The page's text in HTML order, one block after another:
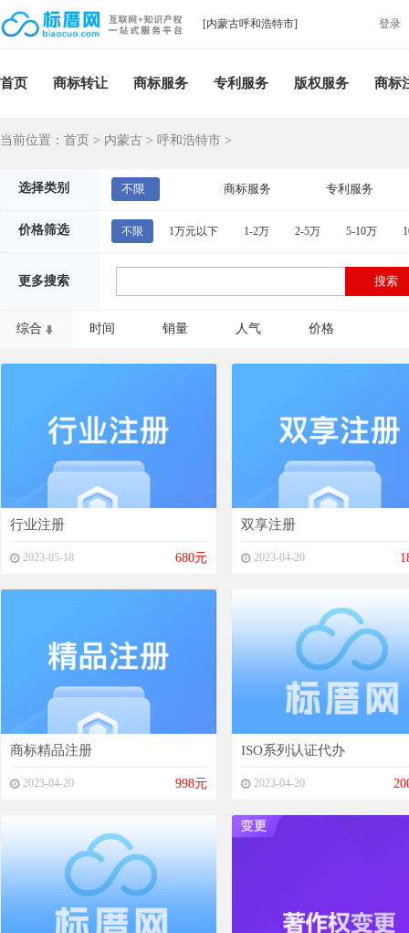
[内蒙古呼和浩特市] 登录
首页 商标转让 商标服务 专利服务 版权服务 商标
当前位置： 首页 > 内蒙古 > 呼和浩特市 >
选择类别 不限 商标服务 专利服务
价格筛选 不限 1万元以下 1-2万 2-5万 5-10万
更多搜索
综合 时间 销量 人气 价格
行业注册
2023-05-18 680元
双享注册
2023-04-20
商标精品注册
2023-04-20 998元
ISO系列认证代办
2023-04-20